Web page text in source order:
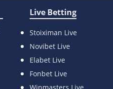
Live Betting
Stoiximan Live
Novibet Live
Elabet Live
Fonbet Live
Winmasters Live